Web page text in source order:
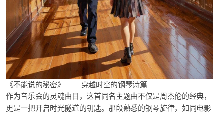
《不能说的秘密》—— 穿越时空的钢琴诗篇
作为音乐会的灵魂曲目，这首同名主题曲不仅是周杰伦的经典，
更是一把开启时光隧道的钥匙。那段熟悉的钢琴旋律，如同电影